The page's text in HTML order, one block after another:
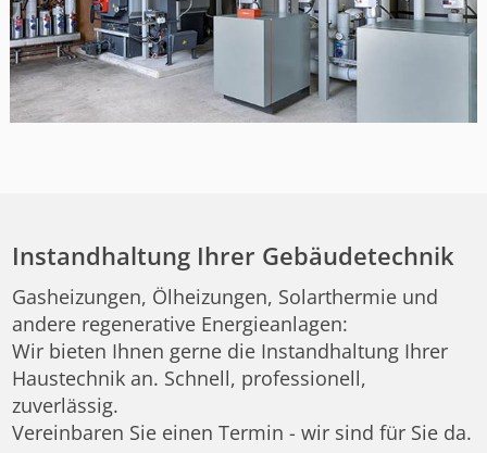
Instandhaltung Ihrer Gebäudetechnik
Gasheizungen, Ölheizungen, Solarthermie und
andere regenerative Energieanlagen:
Wir bieten Ihnen gerne die Instandhaltung Ihrer
Haustechnik an. Schnell, professionell,
zuverlässig.
Vereinbaren Sie einen Termin - wir sind für Sie da.